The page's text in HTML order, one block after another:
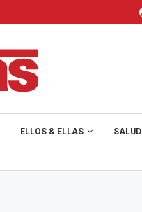
ELLOS & ELLAS SALUD